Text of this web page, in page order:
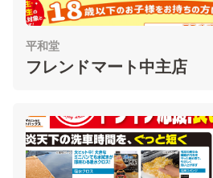
平和堂
フレンドマート中主店